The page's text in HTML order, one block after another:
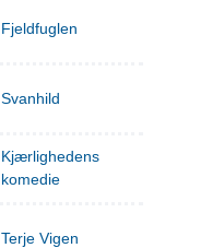
Fjeldfuglen
Svanhild
Kjærlighedens
komedie
Terje Vigen